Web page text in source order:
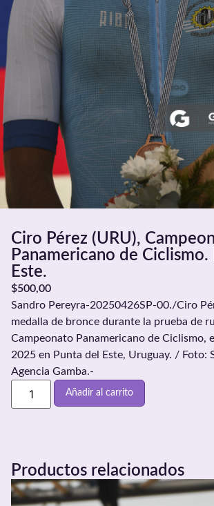
Ciro Pérez (URU),
Panamericano de Ciclismo.
Este.
$500,00
Sandro Pereyra-20250426SP-00./Ciro
medalla de bronce durante la prueba de
Campeonato Panamericano de Ciclismo,
2025 en Punta del Este, Uruguay. / Foto:
Agencia Gamba.-
Añadir al carrito
Productos relacionados